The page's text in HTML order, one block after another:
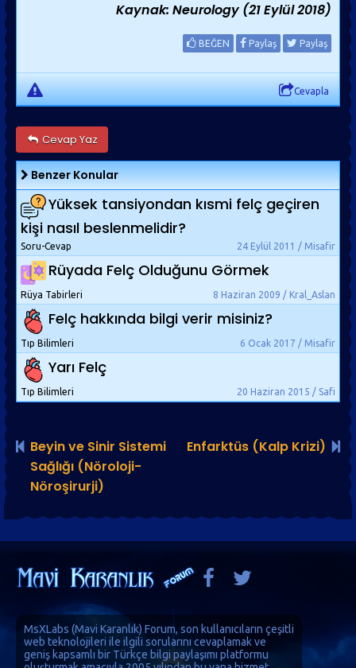
Kaynak: Neurology (21 Eylül 2018)
BEĞEN Paylaş Paylaş
Cevapla
Cevap Yaz
Benzer Konular
Yüksek tansiyondan kısmi felç geçiren
kişi nasıl beslenmelidir?
24 Eylül 2011 / Misafir
Soru-Cevap
Rüyada Felç Olduğunu Görmek
8 Haziran 2009 / Kral_Aslan
Rüya Tabirleri
Felç hakkında bilgi verir misiniz?
6 Ocak 2017 / Misafir
Tıp Bilimleri
Yarı Felç
20 Haziran 2015 / Safi
Tıp Bilimleri
Beyin ve Sinir Sistemi
Sağlığı (Nöroloji-
Nöroşirurji)
Enfarktüs (Kalp Krizi)
MsXLabs (Mavi Karanlık) Forum, son kullanıcıların çeşitli
web teknolojileri ile ilgili sorularını cevaplamak ve
geniş kapsamlı bir Türkçe bilgi paylaşımı platformu